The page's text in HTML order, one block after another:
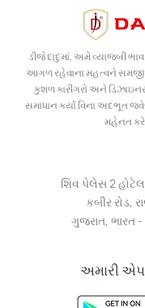
ડીજે દાદુમાં, અમે વ્યાજબી
આગળ રહેવાના મહત્વને
કુશળ કારીગરો અને
સમાધાન કર્યા વિના અદભૂત
મહેનત
શિવ પેલેસ 2
કબીર રોડ,
ગુજરાત, ભારત
અમારી